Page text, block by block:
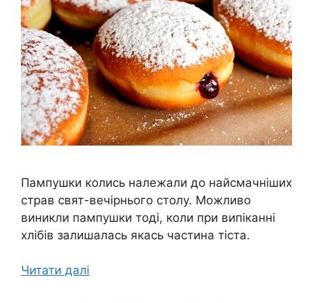
Пампушки колись належали до найсмачніших
страв свят-вечірнього столу. Можливо
виникли пампушки тоді, коли при випіканні
хлібів залишалась якась частина тіста.
Читати далі